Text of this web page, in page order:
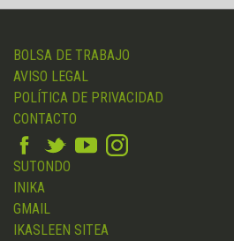
BOLSA DE TRABAJO
AVISO LEGAL
POLÍTICA DE PRIVACIDAD
CONTACTO
SUTONDO
INIKA
GMAIL
IKASLEEN SITEA